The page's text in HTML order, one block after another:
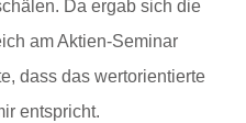
Da ergab sich die
am Aktien-Seminar
dass das wertorientierte
entspricht.